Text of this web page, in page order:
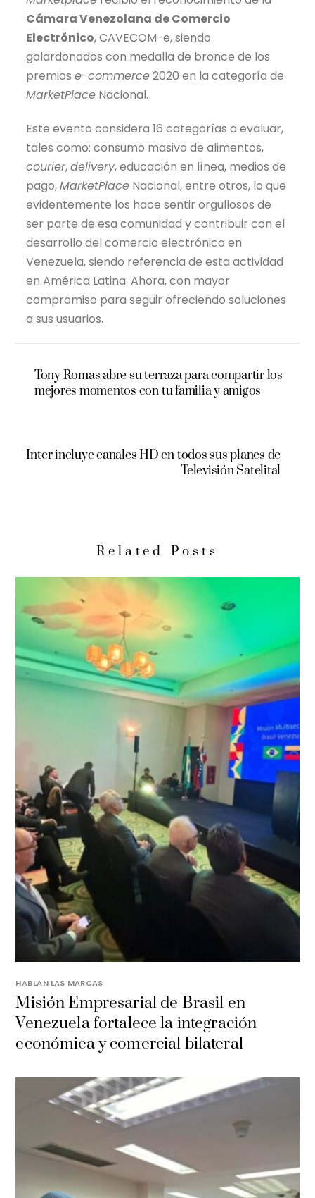
Cámara Venezolana de Comercio
Electrónico, CAVECOM-e, siendo
galardonados con medalla de bronce de los
premiose-commerce2020 en la categoría de
MarketPlace Nacional.
Este evento considera 16 categorías a evaluar,
tales como: consumo masivo de alimentos,
courier,delivery, educación en línea, medios de
pago,MarketPlace Nacional, entre otros, lo que
evidentemente los hace sentir orgullosos de
ser parte de esa comunidad y contribuir con el
desarrollo del comercio electrónico en
Venezuela, siendo referencia de esta actividad
en América Latina. Ahora, con mayor
compromiso para seguir ofreciendo soluciones
a sus usuarios.
Tony Romas abre su terraza para compartir los
mejores momentos con tu familia y amigos
Inter incluye canales HD en todos sus planes de
Televisión Satelital
Related Posts
HABLAN LAS MARCAS
Misión Empresarial de Brasil en
Venezuela fortalece la integración
económica y comercial bilateral